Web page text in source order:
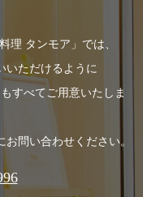
理 タンモア」では、
いただけるように
すべてご用意いたしま
問い合わせください。